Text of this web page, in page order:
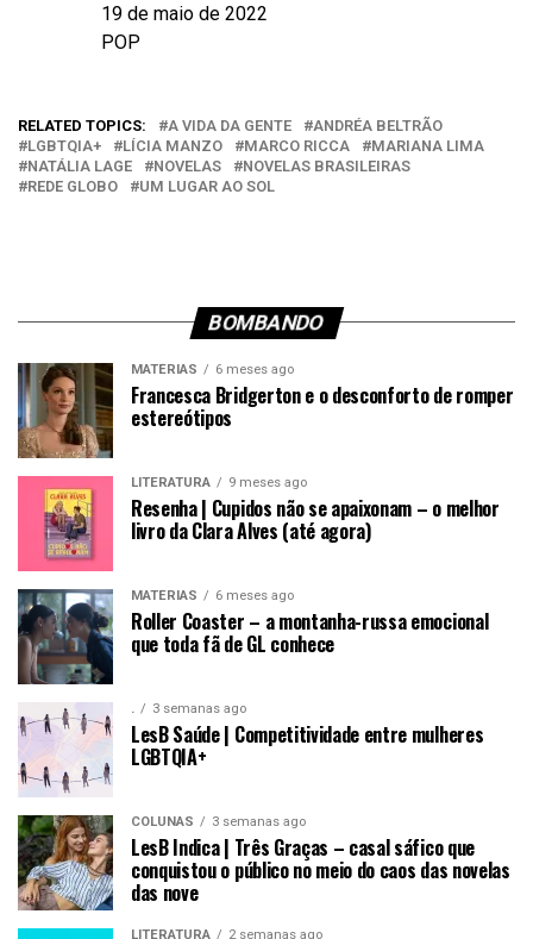
Data19 de maio de 2022
Em relação a
POP
RELATED TOPICS: A VIDA DA GENTE
ANDRÉA BELTRÃO
LGBTQIA+
LÍCIA MANZO MARCO RICCA
MARIANA LIMA
NATÁLIA LAGE
NOVELAS
NOVELAS BRASILEIRAS
REDE GLOBO
UM LUGAR AO SOL
BOMBANDO
MATÉRIAS 6 meses ago
Francesca Bridgerton e o desconforto de romper
estereótipos
LITERATURA 9 meses ago
Resenha | Cupidos não se apaixonam – o melhor
livro da Clara Alves (até agora)
MATÉRIAS 6 meses ago
Roller Coaster – a montanha-russa emocional
que toda fã de GL conhece
. 3 semanas ago
LesB Saúde | Competitividade entre mulheres
LGBTQIA+
COLUNAS 3 semanas ago
LesB Indica | Três Graças – casal sáfico que
conquistou o público no meio do caos das novelas
das nove
LITERATURA 2 semanas ago